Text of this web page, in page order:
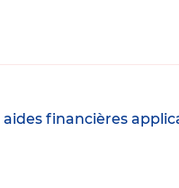
financières